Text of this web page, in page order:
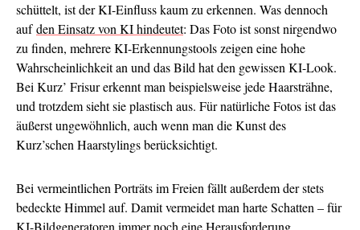
schüttelt, ist der KI-Einfluss kaum zu erkennen. Was dennoch
aufden Einsatz von KI hindeutet: Das Foto ist sonst nirgendwo
zu finden, mehrere KI-Erkennungstools zeigen eine hohe
Wahrscheinlichkeit an und das Bild hat den gewissen KI-Look.
Bei Kurz’ Frisur erkennt man beispielsweise jede Haarsträhne,
und trotzdem sieht sie plastisch aus. Für natürliche Fotos ist das
äußerst ungewöhnlich, auch wenn man die Kunst des
Kurz’schen Haarstylings berücksichtigt.
Bei vermeintlichen Porträts im Freien fällt außerdem der stets
bedeckte Himmel auf. Damit vermeidet man harte Schatten – für